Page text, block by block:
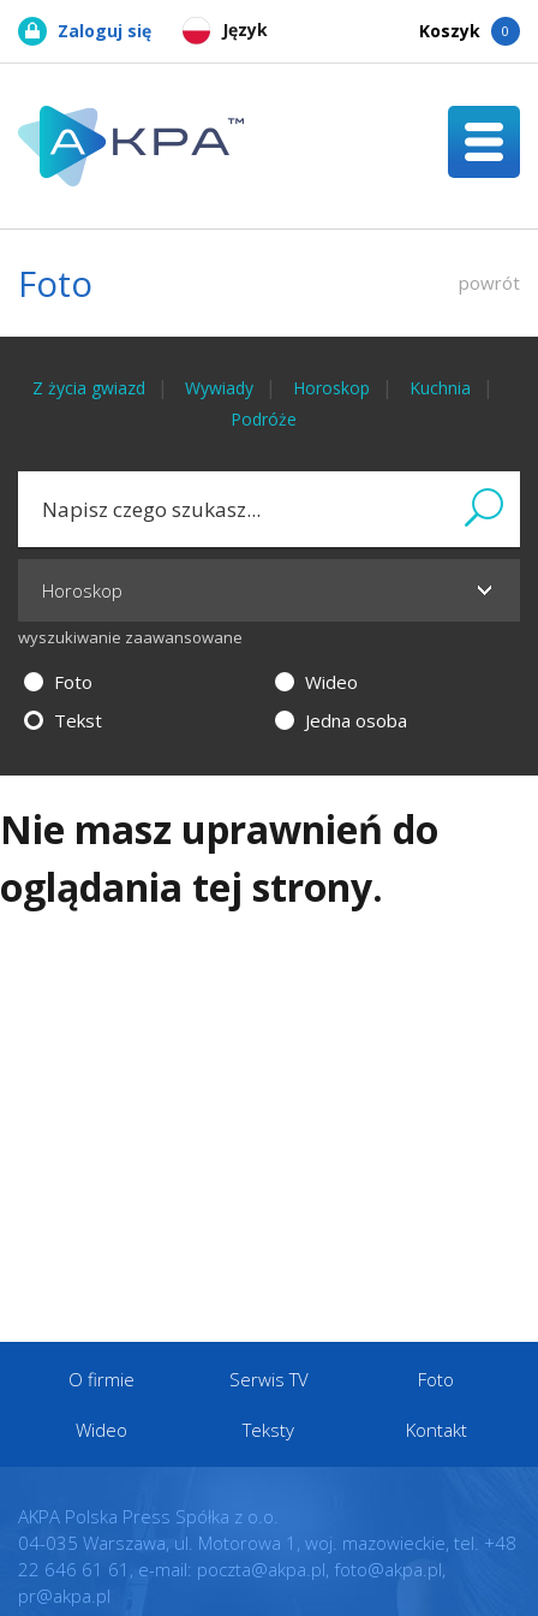
Język
Zaloguj się Koszyk 0
Foto powrót
Z życia gwiazd Wywiady Horoskop
Kuchnia
Podróże
wyszukiwanie zaawansowane
Foto
Wideo
Tekst
Jedna osoba
Nie masz uprawnień do
oglądania tej strony.
O firmie Serwis TV Foto
Wideo Teksty Kontakt
AKPA Polska Press Spółka z o.o.
04-035 Warszawa, ul. Motorowa 1, woj. mazowieckie, tel. +48
22 646 61 61, e-mail: poczta@akpa.pl, foto@akpa.pl,
pr@akpa.pl